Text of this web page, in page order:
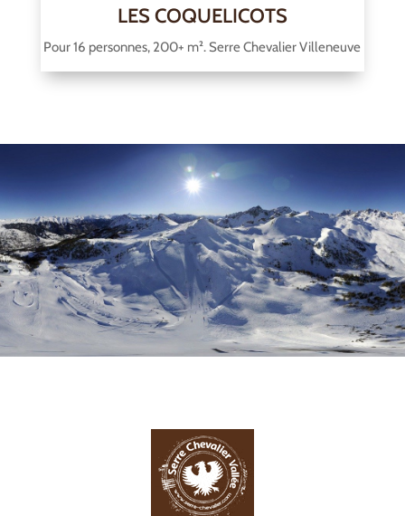
LES COQUELICOTS
Pour 16 personnes, 200+ m². Serre Chevalier Villeneuve